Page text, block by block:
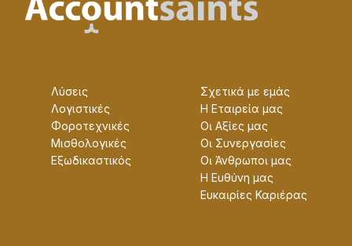
Λύσεις
Λογιστικές
Φοροτεχνικές
Μισθολογικές
Εξωδικαστικός
Σχετικά με εμάς
Η Εταɩρεία μας
Οɩ Αξίες μας
Οɩ Συνεργασίες
Οɩ Άνθρωποɩ μας
Η Ευθύνη μας
Ευκαɩρίες Καρɩέρας